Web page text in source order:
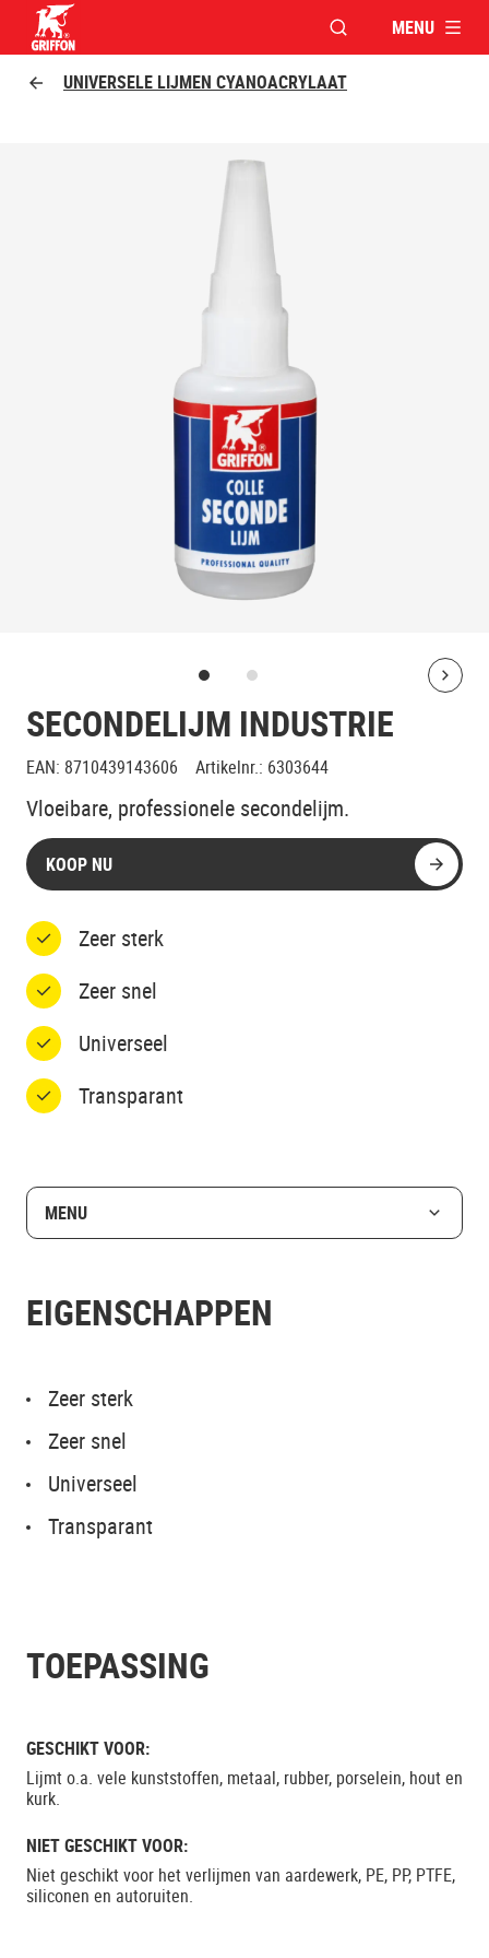
VENSTER OPENEN
MENU
UNIVERSELE LIJMEN CYANOACRYLAAT
SECONDELIJM INDUSTRIE
EAN: 8710439143606 Artikelnr.: 6303644
Vloeibare, professionele secondelijm.
KOOP NU
Zeer sterk
Zeer snel
Universeel
Transparant
MENU
EIGENSCHAPPEN
Zeer sterk
Zeer snel
Universeel
Transparant
TOEPASSING
GESCHIKT VOOR:
Lijmt o.a. vele kunststoffen, metaal, rubber, porselein, hout en
kurk.
NIET GESCHIKT VOOR:
Niet geschikt voor het verlijmen van aardewerk, PE, PP, PTFE,
siliconen en autoruiten.